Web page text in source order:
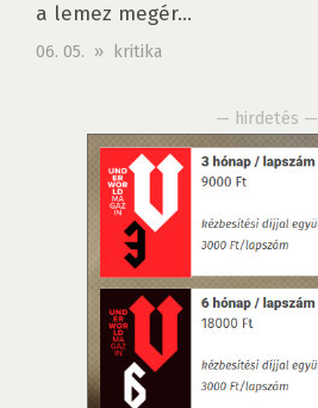
a lemez megér...
06. 05. » kritika
— hirdetés —